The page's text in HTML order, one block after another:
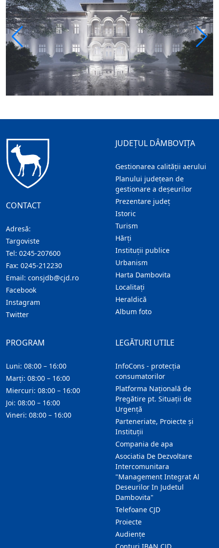
CONTACT
Adresă:
Targoviste
Tel: 0245-207600
Fax: 0245-212230
Email: consjdb@cjd.ro
Facebook
Instagram
Twitter
JUDEȚUL DÂMBOVIȚA
Gestionarea calității aerului
Planului județean de
gestionare a deșeurilor
Prezentare judeţ
Istoric
Turism
Hărţi
Instituţii publice
Urbanism
Harta Dambovita
Localitaţi
Heraldică
Album foto
LEGĂTURI UTILE
InfoCons - protecția
consumatorilor
Platforma Națională de
Pregătire pt. Situații de
Urgență
Parteneriate, Proiecte și
Instituții
Compania de apa
Asociatia De Dezvoltare
Intercomunitara
"Management Integrat Al
Deseurilor In Judetul
Dambovita"
Telefoane CJD
Proiecte
Audienţe
PROGRAM
Luni: 08:00 – 16:00
Marți: 08:00 – 16:00
Miercuri: 08:00 – 16:00
Joi: 08:00 – 16:00
Vineri: 08:00 – 16:00